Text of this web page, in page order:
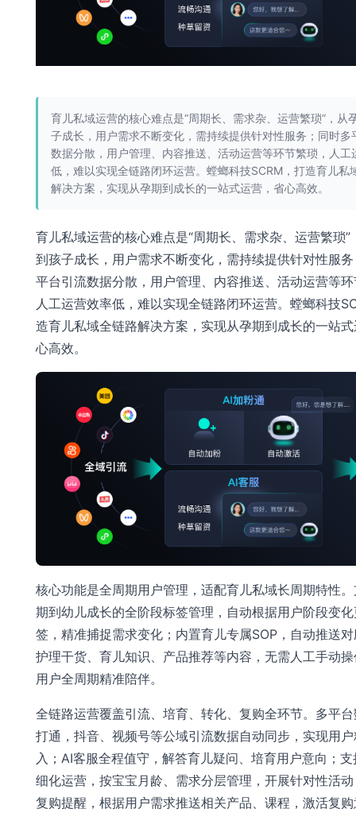
育儿私域运营的核心难点是“周期长、需求杂、运营繁琐”，从
子成长，用户需求不断变化，需持续提供针对性服务；同时多
数据分散，用户管理、内容推送、活动运营等环节繁琐，人工
低，难以实现全链路闭环运营。螳螂科技SCRM，打造育儿私
解决方案，实现从孕期到成长的一站式运营，省心高效。
育儿私域运营的核心难点是“周期长、需求杂、运营繁琐”
到孩子成长，用户需求不断变化，需持续提供针对性服
平台引流数据分散，用户管理、内容推送、活动运营等
人工运营效率低，难以实现全链路闭环运营。螳螂科技
造育儿私域全链路解决方案，实现从孕期到成长的一站
心高效。
核心功能是全周期用户管理，适配育儿私域长周期特性
期到幼儿成长的全阶段标签管理，自动根据用户阶段变
签，精准捕捉需求变化；内置育儿专属SOP，自动推送
护理干货、育儿知识、产品推荐等内容，无需人工手动
用户全周期精准陪伴。
全链路运营覆盖引流、培育、转化、复购全环节。多平
打通，抖音、视频号等公域引流数据自动同步，实现用
入；AI客服全程值守，解答育儿疑问、培育用户意向；
细化运营，按宝宝月龄、需求分层管理，开展针对性活
复购提醒，根据用户需求推送相关产品、课程，激活复